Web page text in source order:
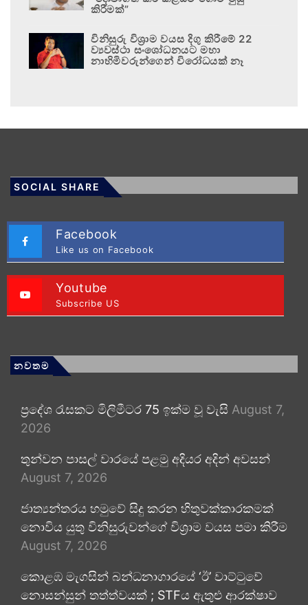
කිරීමක්”
විනිසුරු විශ්‍රාම වයස දිගු කිරීමේ 22
ව්‍යවස්ථා සංශෝධනයට මහා
නාහිමිවරුන්ගෙන් විරෝධයක් නෑ
SOCIAL SHARE
Facebook
Like us on Facebook
Youtube
Subscribe US
නවතම
ප්‍රදේශ රැසකට මිලිමීටර 75 ඉක්ම වූ වැසි August 7,
2026
තුන්වන පාසල් වාරයේ පළමු අදියර අදින් අවසන්
August 7, 2026
ජාත්‍යන්තරය හමුවේ සිදු කරන හිතුවක්කාරකමක්
නොවිය යුතු විනිසුරුවන්ගේ විශ්‍රාම වයස පමා කිරීම
August 7, 2026
කොළඹ මැගසින් බන්ධනාගාරයේ ‘ඊ’ වාට්ටුවේ
නොසන්සුන් තත්ත්වයක් ; STFය ඇතුළු ආරක්ෂාව